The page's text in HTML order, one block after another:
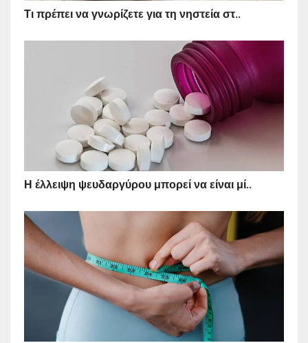
Τι πρέπει να γνωρίζετε για τη νηστεία στ..
Η έλλειψη ψευδαργύρου μπορεί να είναι μί..